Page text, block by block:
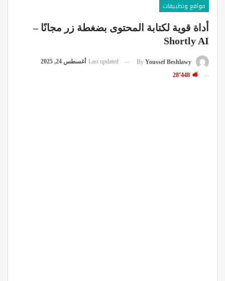
مواقع وتطبيقات
أداة قوية لكتابة المحتوى بضغطة زر مجانًا –
Shortly AI
By Youssef Beshlawy
Last updated أغسطس 24, 2025